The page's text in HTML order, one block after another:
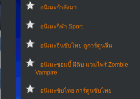
อนิเมะกำลังมา
อนิเมะกีฬา Sport
อนิเมะจีนซับไทย ดูการ์ตูนจีน
อนิเมะซอมบี้ ผีดิบ แวมไพร์ Zombie
Vampire
อนิเมะซับไทย การ์ตูนซับไทย